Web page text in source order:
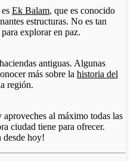
Ek Balam, que es conocido
estructuras. No es tan
explorar en paz.
antiguas. Algunas
más sobre la historia del
región.
al máximo todas las
ciudad tiene para ofrecer.
desde hoy!